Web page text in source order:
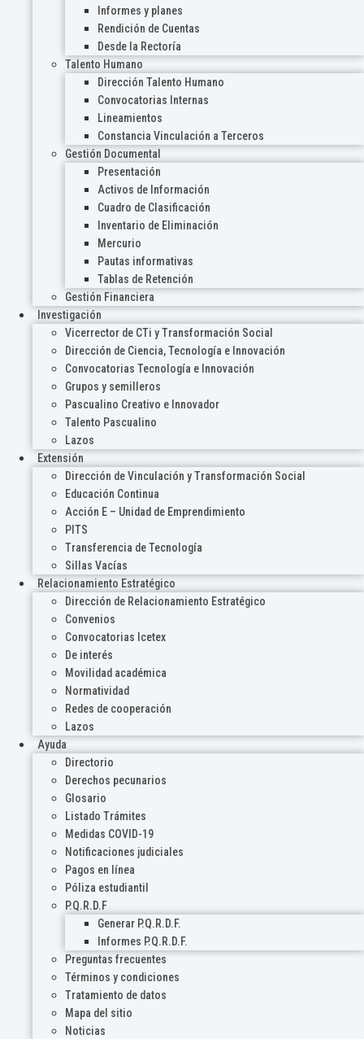
Informes y planes
Rendición de Cuentas
Desde la Rectoría
Talento Humano
Dirección Talento Humano
Convocatorias Internas
Lineamientos
Constancia Vinculación a Terceros
Gestión Documental
Presentación
Activos de Información
Cuadro de Clasificación
Inventario de Eliminación
Mercurio
Pautas informativas
Tablas de Retención
Gestión Financiera
Investigación
Vicerrector de CTi y Transformación Social
Dirección de Ciencia, Tecnología e Innovación
Convocatorias Tecnología e Innovación
Grupos y semilleros
Pascualino Creativo e Innovador
Talento Pascualino
Lazos
Extensión
Dirección de Vinculación y Transformación Social
Educación Continua
Acción E – Unidad de Emprendimiento
PITS
Transferencia de Tecnología
Sillas Vacías
Relacionamiento Estratégico
Dirección de Relacionamiento Estratégico
Convenios
Convocatorias Icetex
De interés
Movilidad académica
Normatividad
Redes de cooperación
Lazos
Ayuda
Directorio
Derechos pecunarios
Glosario
Listado Trámites
Medidas COVID-19
Notificaciones judiciales
Pagos en línea
Póliza estudiantil
P.Q.R.D.F
Generar P.Q.R.D.F.
Informes P.Q.R.D.F.
Preguntas frecuentes
Términos y condiciones
Tratamiento de datos
Mapa del sitio
Noticias